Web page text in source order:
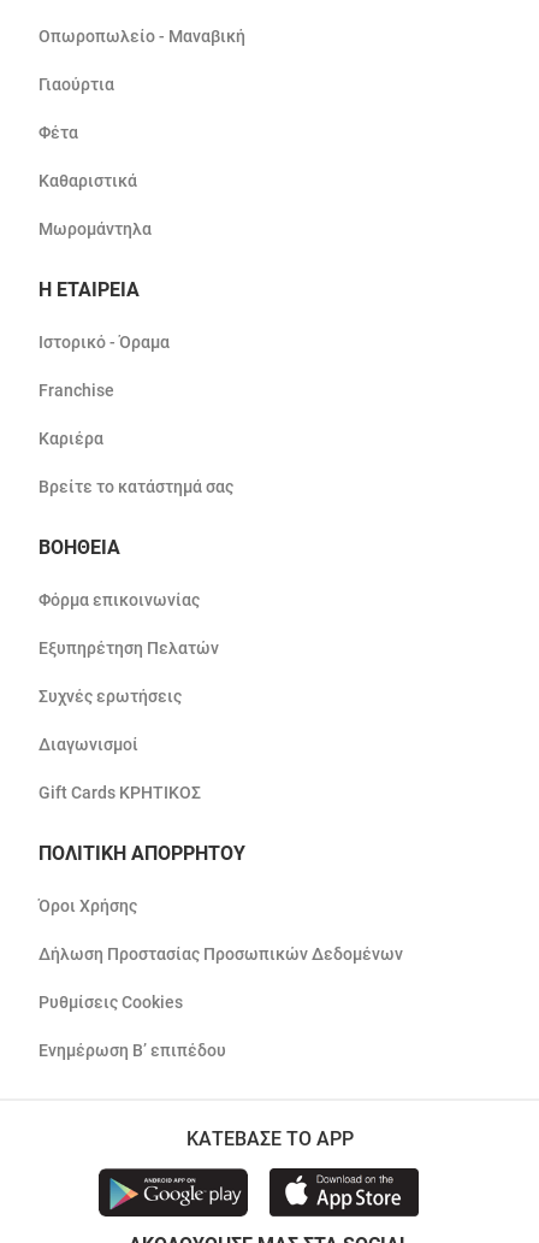
Οπωροπωλείο - Μαναβική
Γιαούρτια
Φέτα
Καθαριστικά
Μωρομάντηλα
Η ΕΤΑΙΡΕΙΑ
Ιστορικό - Όραμα
Franchise
Καριέρα
Βρείτε το κατάστημά σας
ΒΟΗΘΕΙΑ
Φόρμα επικοινωνίας
Εξυπηρέτηση Πελατών
Συχνές ερωτήσεις
Διαγωνισμοί
Gift Cards ΚΡΗΤΙΚΟΣ
ΠΟΛΙΤΙΚΗ ΑΠΟΡΡΗΤΟΥ
Όροι Χρήσης
Δήλωση Προστασίας Προσωπικών Δεδομένων
Ρυθμίσεις Cookies
Ενημέρωση Β’ επιπέδου
ΚΑΤΕΒΑΣΕ ΤΟ APP